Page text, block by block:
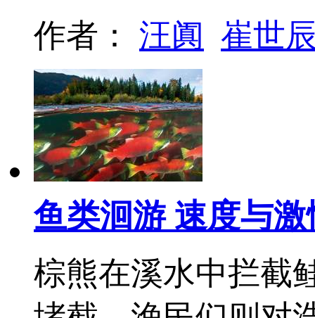
作者： 汪阗 崔世
鱼类洄游 速度与
棕熊在溪水中拦截